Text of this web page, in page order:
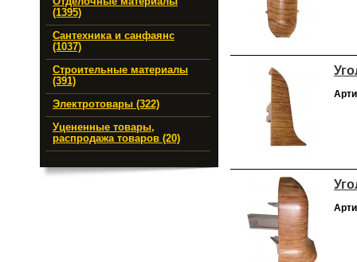
(1395)
Сантехника и санфаянс
(1037)
Строительные материалы
(391)
Электротовары (322)
Уцененные товары,
распродажа товаров (20)